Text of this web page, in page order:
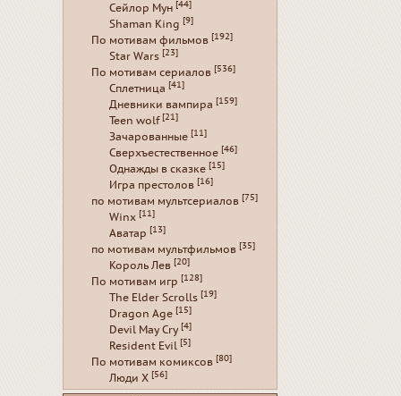
Сейлор Мун [44]
Shaman King [9]
По мотивам фильмов [192]
Star Wars [23]
По мотивам сериалов [536]
Сплетница [41]
Дневники вампира [159]
Teen wolf [21]
Зачарованные [11]
Сверхъестественное [46]
Однажды в сказке [15]
Игра престолов [16]
по мотивам мультсериалов [75]
Winx [11]
Аватар [13]
по мотивам мультфильмов [35]
Король Лев [20]
По мотивам игр [128]
The Elder Scrolls [19]
Dragon Age [15]
Devil May Cry [4]
Resident Evil [5]
По мотивам комиксов [80]
Люди Х [56]